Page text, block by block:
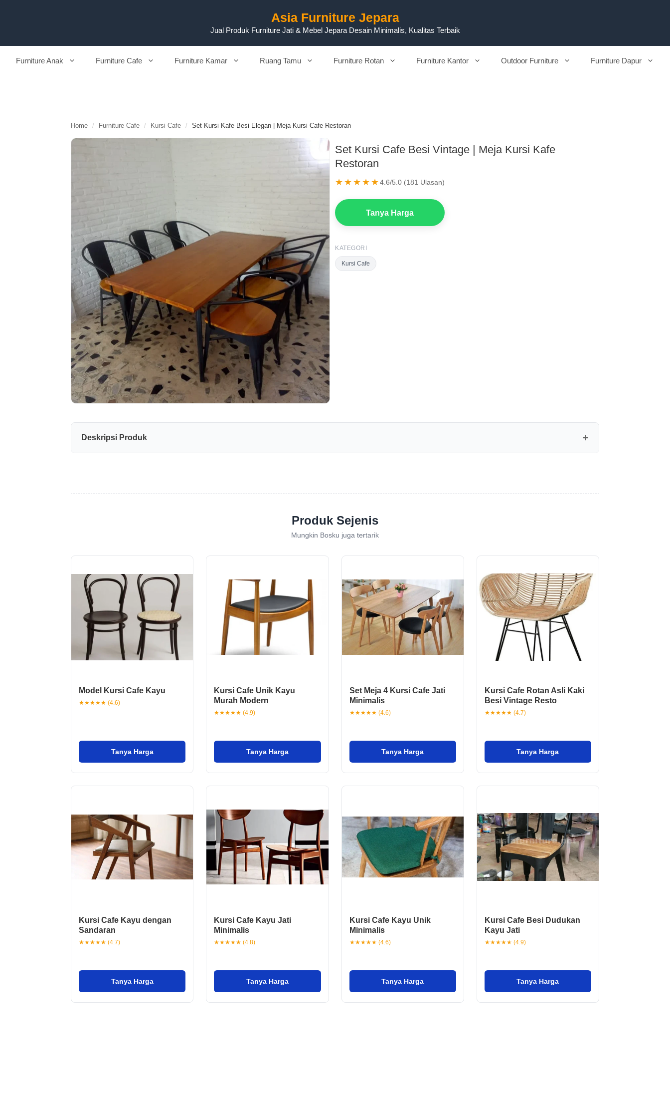
Asia Furniture Jepara
Jual Produk Furniture Jati & Mebel Jepara Desain Minimalis, Kualitas Terbaik
Furniture Anak Furniture Cafe Furniture Kamar Ruang Tamu Furniture Rotan Furniture Kantor Outdoor Furniture Furniture Dapur
Home / Furniture Cafe / Kursi Cafe / Set Kursi Kafe Besi Elegan | Meja Kursi Cafe Restoran
Set Kursi Cafe Besi Vintage | Meja Kursi Kafe
Restoran
★★★★★4.6/5.0 (181 Ulasan)
Tanya Harga
KATEGORI
Kursi Cafe
Deskripsi Produk
Produk Sejenis
Mungkin Bosku juga tertarik
Model Kursi Cafe Kayu
★★★★★ (4.6)
Tanya Harga
Kursi Cafe Unik Kayu
Murah Modern
★★★★★ (4.9)
Tanya Harga
Set Meja 4 Kursi Cafe Jati
Minimalis
★★★★★ (4.6)
Tanya Harga
Kursi Cafe Rotan Asli Kaki
Besi Vintage Resto
★★★★★ (4.7)
Tanya Harga
Kursi Cafe Kayu dengan
Sandaran
★★★★★ (4.7)
Tanya Harga
Kursi Cafe Kayu Jati
Minimalis
★★★★★ (4.8)
Tanya Harga
Kursi Cafe Kayu Unik
Minimalis
★★★★★ (4.6)
Tanya Harga
Kursi Cafe Besi Dudukan
Kayu Jati
★★★★★ (4.9)
Tanya Harga